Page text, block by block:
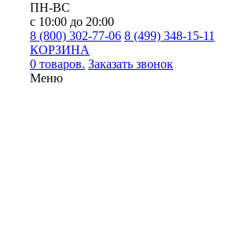
ПН-ВС
с 10:00 до 20:00
8 (800) 302-77-06 8 (499) 348-15-11
КОРЗИНА
0 товаров. Заказать звонок
Меню